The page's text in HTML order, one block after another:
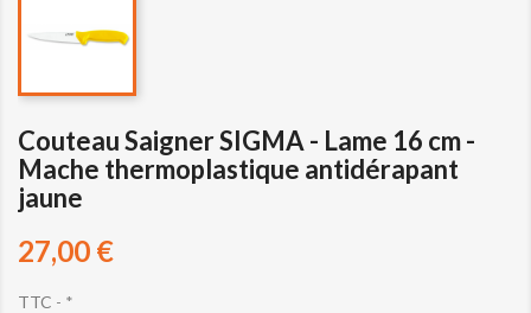
Couteau Saigner SIGMA - Lame 16 cm -
Mache thermoplastique antidérapant
jaune
27,00 €
TTC *